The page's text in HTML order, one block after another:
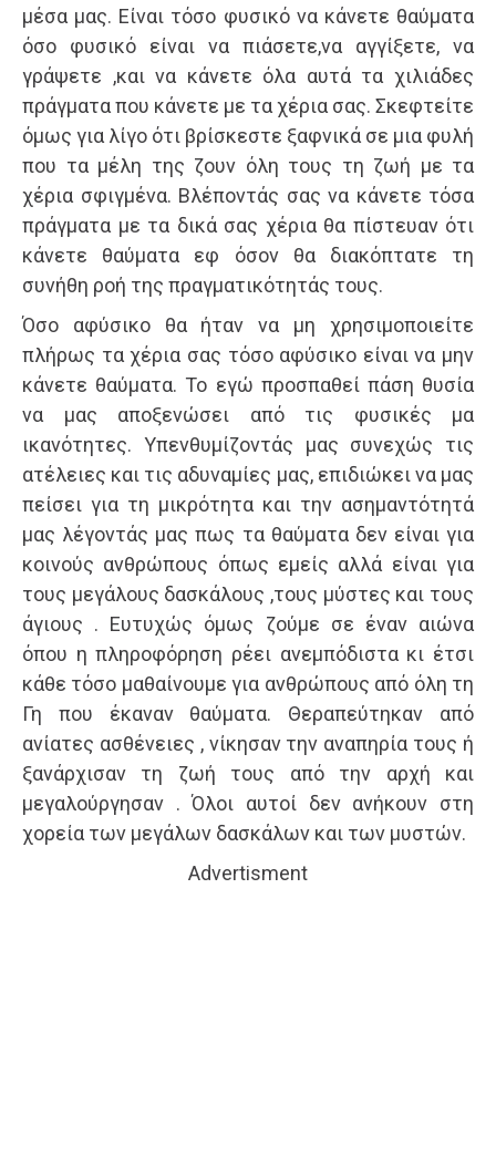
μέσα μας. Είναι τόσο φυσικό να κάνετε θαύματα
όσο φυσικό είναι να πιάσετε,να αγγίξετε, να
γράψετε ,και να κάνετε όλα αυτά τα χιλιάδες
πράγματα που κάνετε με τα χέρια σας. Σκεφτείτε
όμως για λίγο ότι βρίσκεστε ξαφνικά σε μια φυλή
που τα μέλη της ζουν όλη τους τη ζωή με τα
χέρια σφιγμένα. Βλέποντάς σας να κάνετε τόσα
πράγματα με τα δικά σας χέρια θα πίστευαν ότι
κάνετε θαύματα εφ όσον θα διακόπτατε τη
συνήθη ροή της πραγματικότητάς τους.
Όσο αφύσικο θα ήταν να μη χρησιμοποιείτε
πλήρως τα χέρια σας τόσο αφύσικο είναι να μην
κάνετε θαύματα. Το εγώ προσπαθεί πάση θυσία
να μας αποξενώσει από τις φυσικές μα
ικανότητες. Υπενθυμίζοντάς μας συνεχώς τις
ατέλειες και τις αδυναμίες μας, επιδιώκει να μας
πείσει για τη μικρότητα και την ασημαντότητά
μας λέγοντάς μας πως τα θαύματα δεν είναι για
κοινούς ανθρώπους όπως εμείς αλλά είναι για
τους μεγάλους δασκάλους ,τους μύστες και τους
άγιους . Ευτυχώς όμως ζούμε σε έναν αιώνα
όπου η πληροφόρηση ρέει ανεμπόδιστα κι έτσι
κάθε τόσο μαθαίνουμε για ανθρώπους από όλη τη
Γη που έκαναν θαύματα. Θεραπεύτηκαν από
ανίατες ασθένειες , νίκησαν την αναπηρία τους ή
ξανάρχισαν τη ζωή τους από την αρχή και
μεγαλούργησαν . Όλοι αυτοί δεν ανήκουν στη
χορεία των μεγάλων δασκάλων και των μυστών.
Advertisment